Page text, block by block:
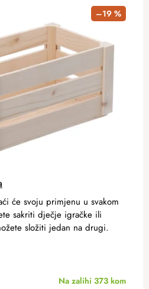
–19 %
Na zalihi 373 kom
će svoju primjenu u svakom
sakriti dječje igračke ili
složiti jedan na drugi.